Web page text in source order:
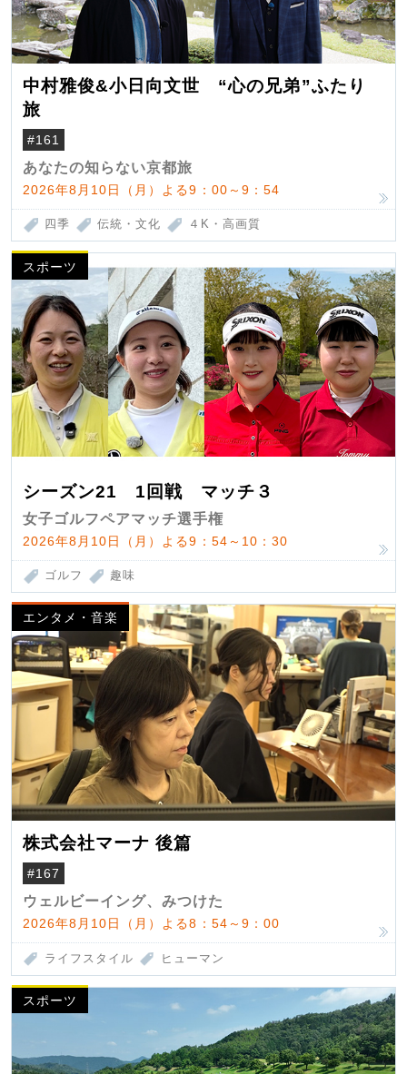
中村雅俊&小日向文世 “心の兄弟”ふたり
旅
#161
あなたの知らない京都旅
2026年8月10日（月）よる9：00～9：54
四季 伝統・文化 ４K・高画質
スポーツ
シーズン21 1回戦 マッチ３
女子ゴルフペアマッチ選手権
2026年8月10日（月）よる9：54～10：30
ゴルフ 趣味
エンタメ・音楽
株式会社マーナ 後篇
#167
ウェルビーイング、みつけた
2026年8月10日（月）よる8：54～9：00
ライフスタイル ヒューマン
スポーツ